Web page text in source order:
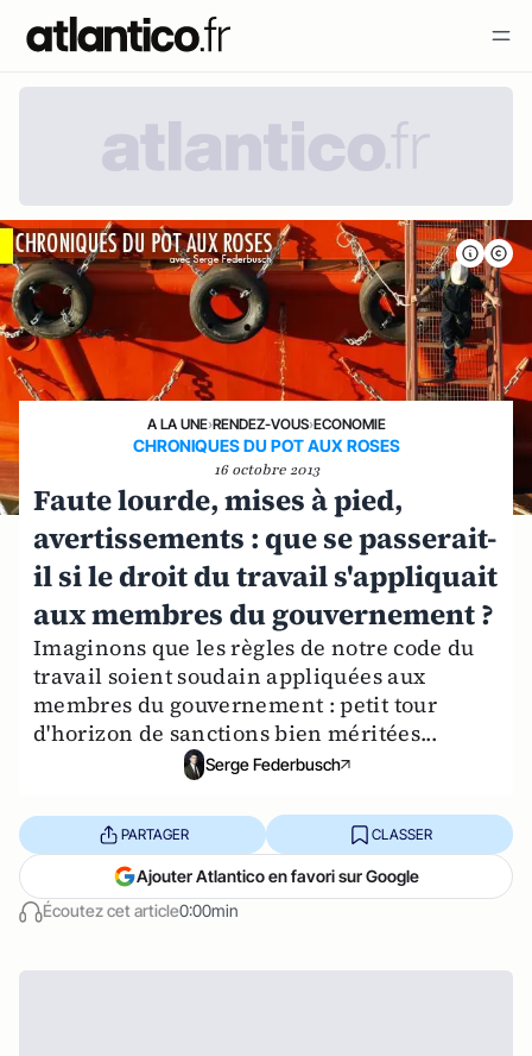
A LA UNE›RENDEZ-VOUS›ECONOMIE
CHRONIQUES DU POT AUX ROSES
16 octobre 2013
Faute lourde, mises à pied,
avertissements : que se passerait-
il si le droit du travail s'appliquait
aux membres du gouvernement ?
Imaginons que les règles de notre code du
travail soient soudain appliquées aux
membres du gouvernement : petit tour
d'horizon de sanctions bien méritées...
Serge Federbusch
Écoutez cet article0:00min
PARTAGER CLASSER
Ajouter Atlantico en favori sur Google